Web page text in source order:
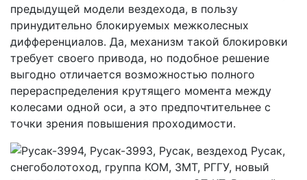
предыдущей модели вездехода, в пользу
принудительно блокируемых межколесных
дифференциалов. Да, механизм такой блокировки
требует своего привода, но подобное решение
выгодно отличается возможностью полного
перераспределения крутящего момента между
колесами одной оси, а это предпочтительнее с
точки зрения повышения проходимости.